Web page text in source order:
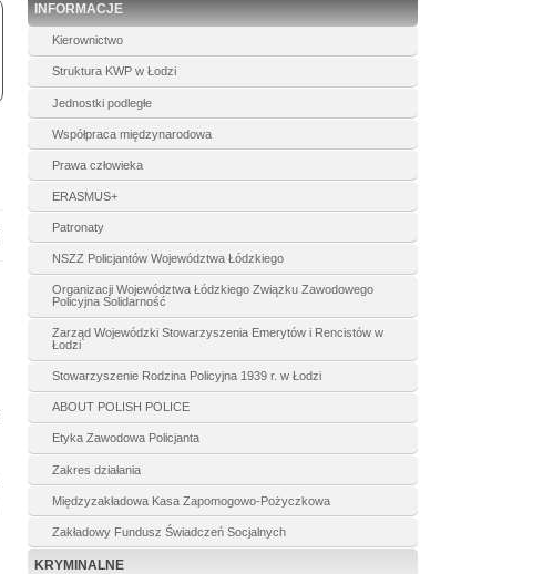
INFORMACJE
Kierownictwo
Struktura KWP w Łodzi
Jednostki podległe
Współpraca międzynarodowa
Prawa człowieka
ERASMUS+
Patronaty
NSZZ Policjantów Województwa Łódzkiego
Organizacji Województwa Łódzkiego Związku Zawodowego
Policyjna Solidarność
Zarząd Wojewódzki Stowarzyszenia Emerytów i Rencistów w
Łodzi
Stowarzyszenie Rodzina Policyjna 1939 r. w Łodzi
ABOUT POLISH POLICE
Etyka Zawodowa Policjanta
Zakres działania
Międzyzakładowa Kasa Zapomogowo-Pożyczkowa
Zakładowy Fundusz Świadczeń Socjalnych
KRYMINALNE